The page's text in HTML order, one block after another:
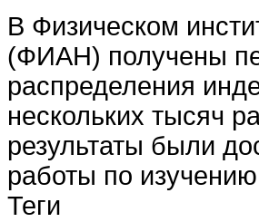
В Физическом
(ФИАН) получены
распределения
нескольких тысяч
результаты были
работы по
Теги